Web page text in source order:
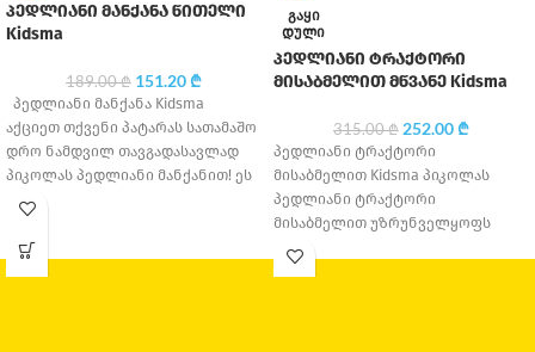
პედლიანი მანქანა წითელი
Kidsma
189.00₾ 151.20₾
პედლიანი მანქანა Kidsma
აქციეთ თქვენი პატარას სათამაშო
დრო ნამდვილ თავგადასავლად
პიკოლას პედლიანი მანქანით! ეს
ფერადი და გამძლე სათამაშო
ᲒᲐᲧᲘ
ᲓᲣᲚᲘ
პედლიანი ტრაქტორი
მისაბმელით მწვანე Kidsma
315.00₾ 252.00₾
პედლიანი ტრაქტორი
მისაბმელით Kidsma პიკოლას
პედლიანი ტრაქტორი
მისაბმელით უზრუნველყოფს
საათობით გართობასა და